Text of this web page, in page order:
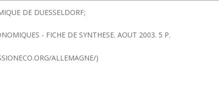
DE DUESSELDORF;
- FICHE DE SYNTHESE. AOUT 2003. 5 P.
ALLEMAGNE/)